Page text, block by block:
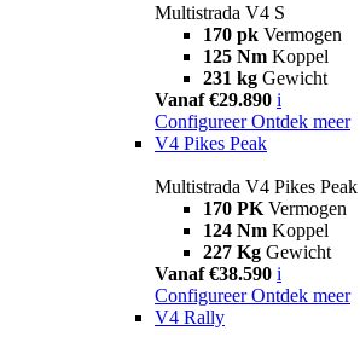
Multistrada V4 S
170 pk Vermogen
125 Nm Koppel
231 kg Gewicht
Vanaf €29.890 i
Configureer Ontdek meer
V4 Pikes Peak
Multistrada V4 Pikes Peak
170 PK Vermogen
124 Nm Koppel
227 Kg Gewicht
Vanaf €38.590 i
Configureer Ontdek meer
V4 Rally